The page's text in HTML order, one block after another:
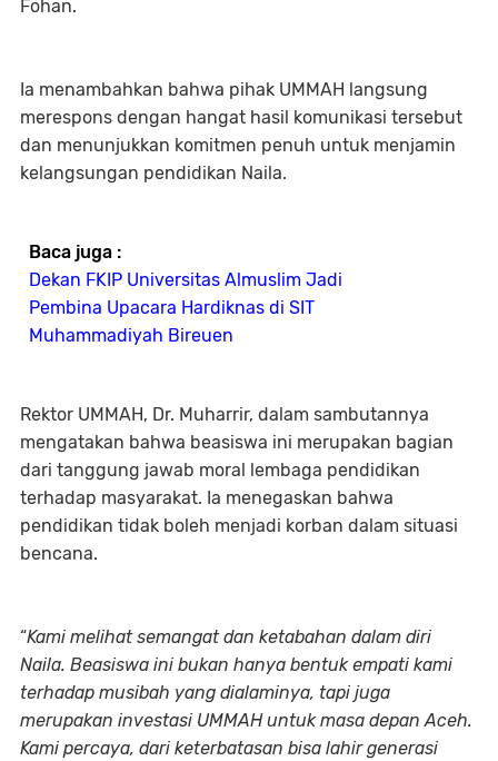
Fohan.
Ia menambahkan bahwa pihak UMMAH langsung
merespons dengan hangat hasil komunikasi tersebut
dan menunjukkan komitmen penuh untuk menjamin
kelangsungan pendidikan Naila.
Baca juga :
Dekan FKIP Universitas Almuslim Jadi
Pembina Upacara Hardiknas di SIT
Muhammadiyah Bireuen
Rektor UMMAH, Dr. Muharrir, dalam sambutannya
mengatakan bahwa beasiswa ini merupakan bagian
dari tanggung jawab moral lembaga pendidikan
terhadap masyarakat. Ia menegaskan bahwa
pendidikan tidak boleh menjadi korban dalam situasi
bencana.
“Kami melihat semangat dan ketabahan dalam diri
Naila. Beasiswa ini bukan hanya bentuk empati kami
terhadap musibah yang dialaminya, tapi juga
merupakan investasi UMMAH untuk masa depan Aceh.
Kami percaya, dari keterbatasan bisa lahir generasi